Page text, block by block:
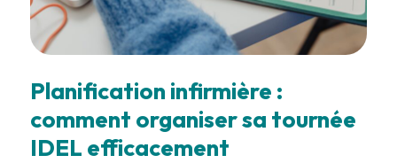
Planification infirmière :
comment organiser sa tournée
IDEL efficacement